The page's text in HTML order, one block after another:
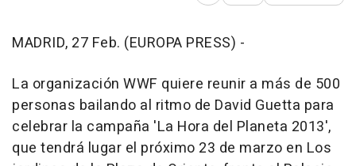
MADRID, 27 Feb. (EUROPA PRESS) -
La organización WWF quiere reunir a más de 500
personas bailando al ritmo de David Guetta para
celebrar la campaña 'La Hora del Planeta 2013',
que tendrá lugar el próximo 23 de marzo en Los